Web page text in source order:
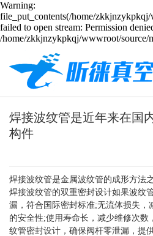
Warning:
file_put_contents(/home/
failed to open stream: Permission
/home/zkkjnzykpkqj/wwwroot/source/
焊接波纹管是近年来在国
构件
焊接波纹管是金属波纹管的成形方法
焊接波纹管的双重密封设计如果波纹
漏，符合国际密封标准;无流体损失，
的安全性;使用寿命长，减少维修次数
纹管密封设计，确保阀杆零泄漏，提